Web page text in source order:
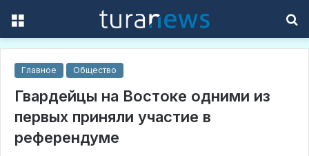
Главное Общество
Гвардейцы на Востоке одними из
первых приняли участие в
референдуме